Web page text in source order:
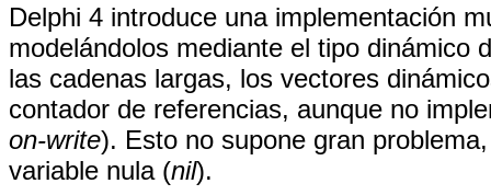
Delphi 4 introduce una implementación
modelándolos mediante el tipo dinámico
las cadenas largas, los vectores
contador de referencias, aunque no
on-write). Esto no supone gran
variable nula (nil).